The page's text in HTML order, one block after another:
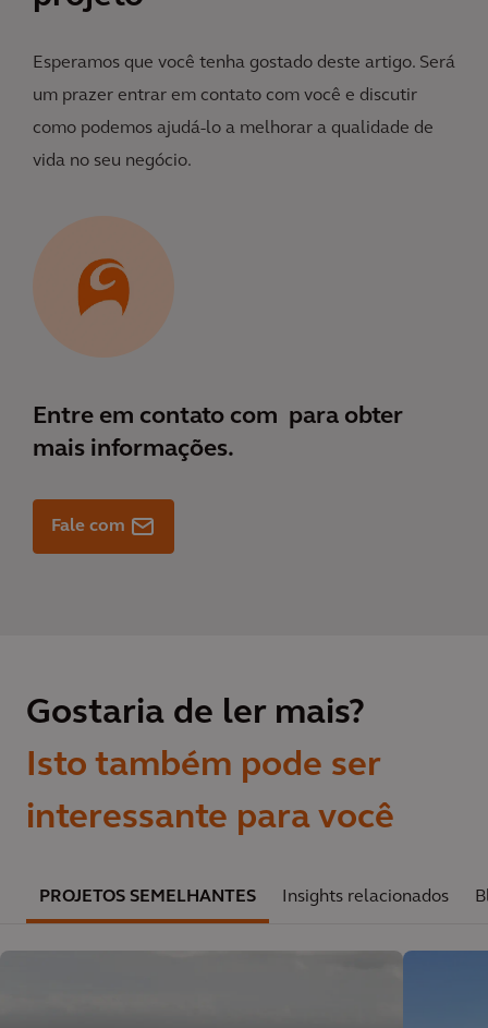
Esperamos que você tenha gostado deste artigo. Será
um prazer entrar em contato com você e discutir
como podemos ajudá-lo a melhorar a qualidade de
vida no seu negócio.
Entre em contato com para obter
mais informações.
Fale com
Gostaria de ler mais?
Isto também pode ser
interessante para você
PROJETOS SEMELHANTES Insights relacionados